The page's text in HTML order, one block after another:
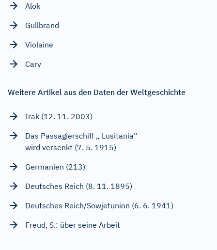
Alok
Gullbrand
Violaine
Cary
Weitere Artikel aus den Daten der Weltgeschichte
Irak (12. 11. 2003)
Das Passagierschiff „ Lusitania“
wird versenkt (7. 5. 1915)
Germanien (213)
Deutsches Reich (8. 11. 1895)
Deutsches Reich/Sowjetunion (6. 6. 1941)
Freud, S.: über seine Arbeit